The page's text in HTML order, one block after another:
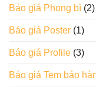
Báo giá Phong bì (2)
Báo giá Poster (1)
Báo giá Profile (3)
Báo giá Tem bảo